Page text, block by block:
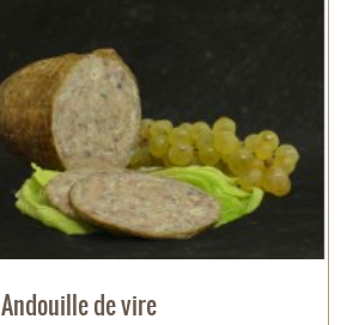
Andouille de vire